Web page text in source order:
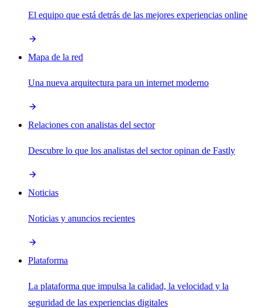
El equipo que está detrás de las mejores experiencias online
Mapa de la red
Una nueva arquitectura para un internet moderno
Relaciones con analistas del sector
Descubre lo que los analistas del sector opinan de Fastly
Noticias
Noticias y anuncios recientes
Plataforma
La plataforma que impulsa la calidad, la velocidad y la
seguridad de las experiencias digitales